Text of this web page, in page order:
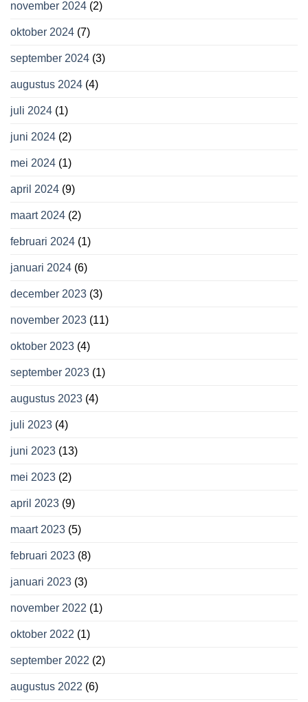
november 2024 (2)
oktober 2024 (7)
september 2024 (3)
augustus 2024 (4)
juli 2024 (1)
juni 2024 (2)
mei 2024 (1)
april 2024 (9)
maart 2024 (2)
februari 2024 (1)
januari 2024 (6)
december 2023 (3)
november 2023 (11)
oktober 2023 (4)
september 2023 (1)
augustus 2023 (4)
juli 2023 (4)
juni 2023 (13)
mei 2023 (2)
april 2023 (9)
maart 2023 (5)
februari 2023 (8)
januari 2023 (3)
november 2022 (1)
oktober 2022 (1)
september 2022 (2)
augustus 2022 (6)